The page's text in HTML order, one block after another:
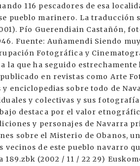
116 pescadores de esa
pueblo marinero. La traducción
Pío Guerendiain Castañón,
Fuente: Auñamendi Siendo
Fotográfica y
a la que ha seguido
en revistas como Arte
enciclopedias sobre todo de
y colectivas y sus
destaca por el valor
y personajes de Navarra
sobre el Misterio de Obanos,
vecinos de este pueblo navarro
189.zbk (2002 / 11 / 22 29)